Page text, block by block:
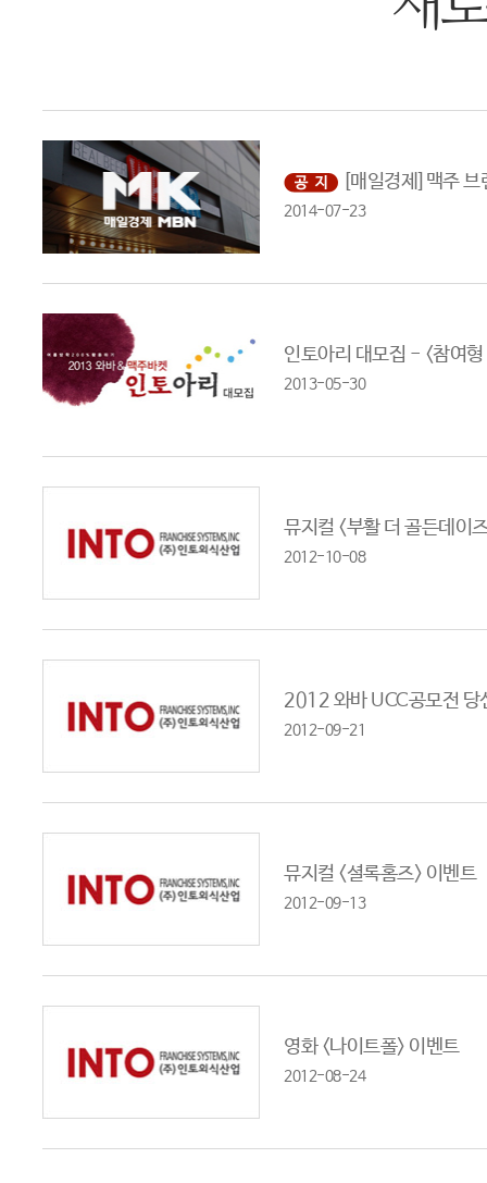
[매일경제]맥주
2014-07-23
인토아리 대모집 - <참여
2013-05-30
뮤지컬 <부활 더 골든데이
2012-10-08
2012 와바 UCC공모전 당
2012-09-21
뮤지컬 <셜록홈즈> 이벤트
2012-09-13
영화 <나이트폴> 이벤트
2012-08-24